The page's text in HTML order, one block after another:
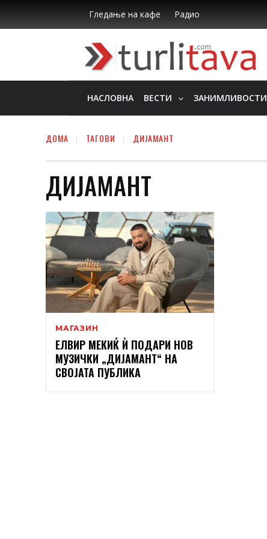
Гледање на кафе Радио
НАСЛОВНА ВЕСТИ ЗАНИМЛИВОСТИ
ДОМА ТАГОВИ ДИЈАМАНТ
ДИЈАМАНТ
МАГАЗИН
ЕЛВИР МЕКИЌ Ѝ ПОДАРИ НОВ
МУЗИЧКИ „ДИЈАМАНТ“ НА
СВОЈАТА ПУБЛИКА